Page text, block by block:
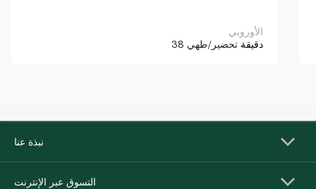
الأوروبي
38 دقيقة تحضير/طهي
نبذة عنا
التسوق عبر الإنترنت